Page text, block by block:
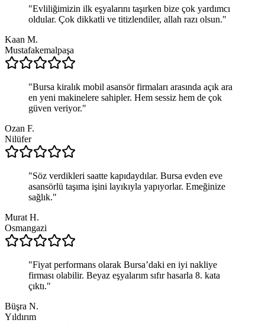
"Evliliğimizin ilk eşyalarını taşırken bize çok yardımcı
oldular. Çok dikkatli ve titizlendiler, allah razı olsun."
Kaan M.
Mustafakemalpaşa
"Bursa kiralık mobil asansör firmaları arasında açık ara
en yeni makinelere sahipler. Hem sessiz hem de çok
güven veriyor."
Ozan F.
Nilüfer
"Söz verdikleri saatte kapıdaydılar. Bursa evden eve
asansörlü taşıma işini layıkıyla yapıyorlar. Emeğinize
sağlık."
Murat H.
Osmangazi
"Fiyat performans olarak Bursa’daki en iyi nakliye
firması olabilir. Beyaz eşyalarım sıfır hasarla 8. kata
çıktı."
Büşra N.
Yıldırım